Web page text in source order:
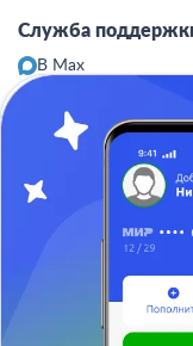
Служба
В Max
Пн-пт с 10:00 до
117342, Москва, ул.
БЦ Neo Geo, офис
ООО «АРСфин»